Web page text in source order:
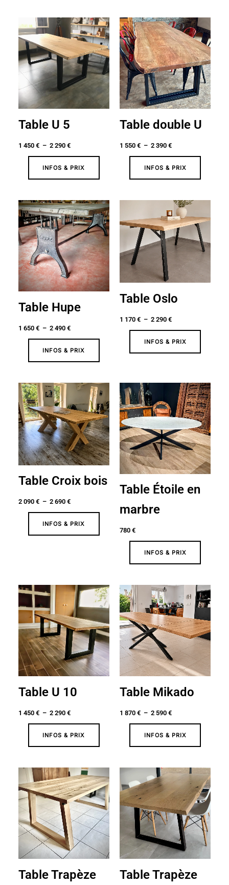
Table U 5
1 450 € – 2 290 €
Plage
de
prix :
450 €
à
2
290 €
INFOS & PRIX
Table double U
1 550 € – 2 390 €
Plage
de
prix :
1
550 €
à
2
390 €
INFOS & PRIX
Table Hupe
1 650 € – 2 490 €
Plage
de
prix :
1
650 €
à
2
490 €
INFOS & PRIX
Table Oslo
1 170 € – 2 290 €
Plage
de
prix :
1
170 €
à
290 €
INFOS & PRIX
Table Croix bois
2 090 € – 2 690 €
Plage
prix :
2
090 €
à
2
690 €
INFOS & PRIX
Table Étoile en
marbre
780 €
INFOS & PRIX
Table U 10
1 450 € – 2 290 €
Plage
de
prix :
1
450 €
à
2
290 €
INFOS & PRIX
Table Mikado
1 870 € – 2 590 €
prix :
1
870 €
à
2
590 €
INFOS & PRIX
Table Trapèze
Plage
de
prix :
1
850 €
à
2
690 €
Table Trapèze
Plage
de
1
450 €
à
2
290 €